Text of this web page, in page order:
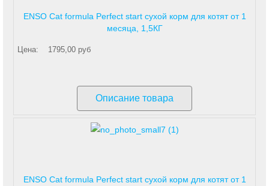
ENSO Cat formula Perfect start сухой корм для котят от 1
месяца, 1,5КГ
Цена: 1795,00 руб
Описание товара
ENSO Cat formula Perfect start сухой корм для котят от 1